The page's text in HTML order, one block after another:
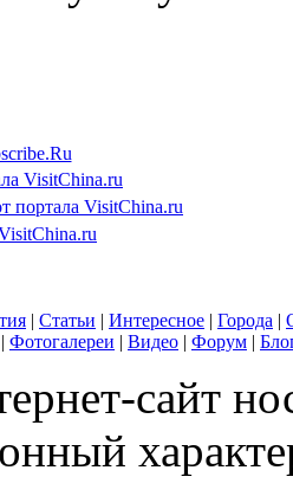
VisitChina.ru
портала VisitChina.ru
| Статьи | Интересное | Города |
| Фотогалереи | Видео | Форум |
сайт